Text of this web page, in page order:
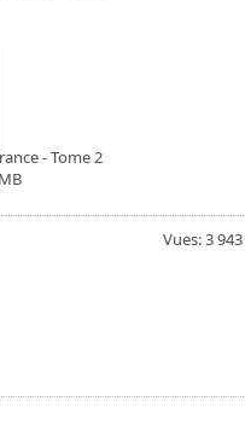
- Tome 2
Vues: 3 943